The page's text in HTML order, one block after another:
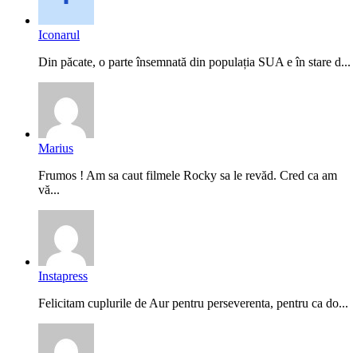
Iconarul
Din păcate, o parte însemnată din populația SUA e în stare d...
Marius
Frumos ! Am sa caut filmele Rocky sa le revăd. Cred ca am
vă...
Instapress
Felicitam cuplurile de Aur pentru perseverenta, pentru ca do...